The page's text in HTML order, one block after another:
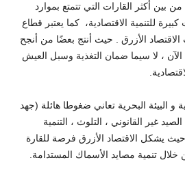
بين أكثر القارات التي تتمتع بموارد
للتنمية الاقتصادية، كما يعتبر قطاع
الأزرق . حيث أنتج بعضًا من أنجح
، لا سيما ضمان التغذية وسبل العيش
و البيئة البحرية تعاني ضغوطا هائلة (جهد
غير القانوني ، التلوث ، التنمية
حيث يشكل الاقتصاد الأزرق فرصة للقارة
تنمية مصايد الأسماك المستدامة.